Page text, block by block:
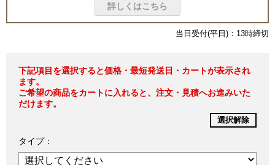
詳しくはこちら
当日受付(平日)：13時締切
下記項目を選択すると価格・最短発送日・カートが表示され
ます。
ご希望の商品をカートに入れると、注文・見積へお進みいた
だけます。
選択解除
タイプ：